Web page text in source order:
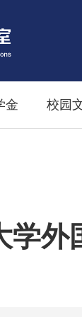
金 校园
学外